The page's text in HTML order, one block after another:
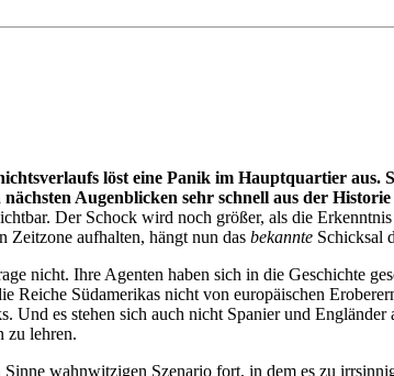
löst eine Panik im Hauptquartier aus.
Augenblicken sehr schnell aus der
Der Schock wird noch größer, als die
Zeitzone aufhalten, hängt nun das bekannte Schicksal
nicht. Ihre Agenten haben sich in die Geschichte
Südamerikas nicht von europäischen
Und es stehen sich auch nicht Spanier und
zu lehren.
wahnwitzigen Szenario fort, in dem es zu